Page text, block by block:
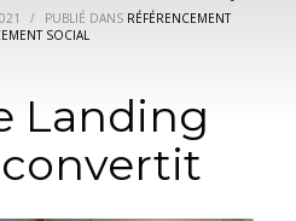
/ PUBLIÉ DANS RÉFÉRENCEMENT
SOCIAL
Landing